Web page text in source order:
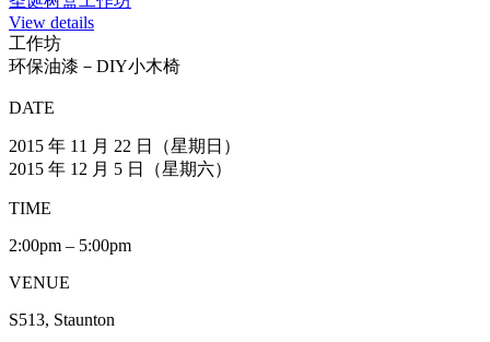
DATE
2015 年 12 月 6 日 (星期日)
TIME
1:00pm – 2:00pm
VENUE
S303, Staunton
主办
View details